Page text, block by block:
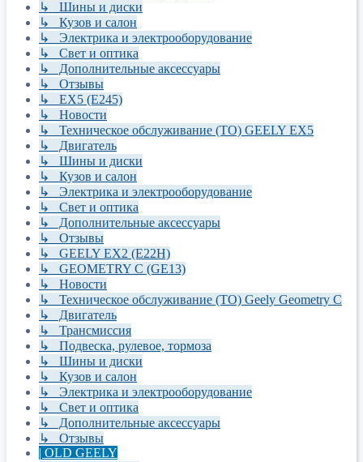
↳ Шины и диски
↳ Кузов и салон
↳ Электрика и электрооборудование
↳ Свет и оптика
↳ Дополнительные аксессуары
↳ Отзывы
↳ EX5 (E245)
↳ Новости
↳ Техническое обслуживание (ТО) GEELY EX5
↳ Двигатель
↳ Шины и диски
↳ Кузов и салон
↳ Электрика и электрооборудование
↳ Свет и оптика
↳ Дополнительные аксессуары
↳ Отзывы
↳ GEELY EX2 (E22H)
↳ GEOMETRY C (GE13)
↳ Новости
↳ Техническое обслуживание (ТО) Geely Geometry C
↳ Двигатель
↳ Трансмиссия
↳ Подвеска, рулевое, тормоза
↳ Шины и диски
↳ Кузов и салон
↳ Электрика и электрооборудование
↳ Свет и оптика
↳ Дополнительные аксессуары
↳ Отзывы
| OLD GEELY